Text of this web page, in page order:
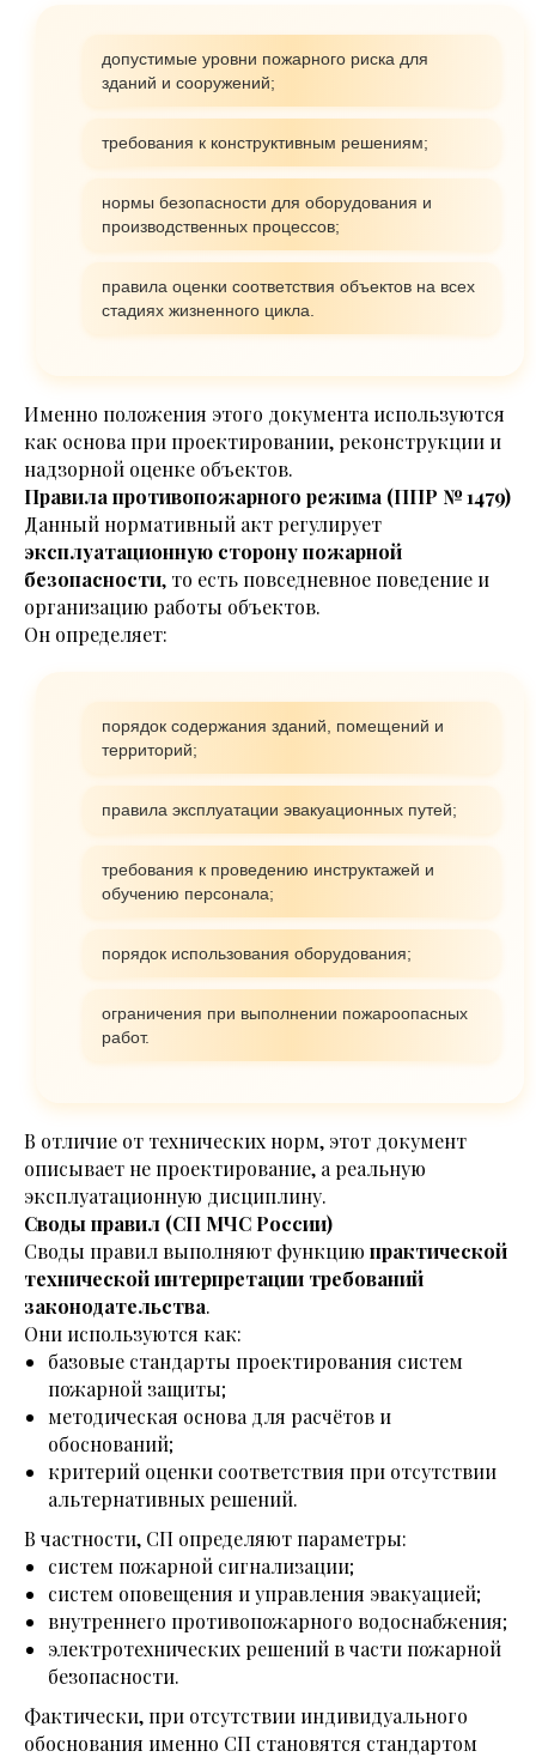
допустимые уровни пожарного риска для
зданий и сооружений;
требования к конструктивным решениям;
нормы безопасности для оборудования и
производственных процессов;
правила оценки соответствия объектов на всех
стадиях жизненного цикла.
Именно положения этого документа используются
как основа при проектировании, реконструкции и
надзорной оценке объектов.
Правила противопожарного режима (ППР № 1479)
Данный нормативный акт регулирует
эксплуатационную сторону пожарной
безопасности, то есть повседневное поведение и
организацию работы объектов.
Он определяет:
порядок содержания зданий, помещений и
территорий;
правила эксплуатации эвакуационных путей;
требования к проведению инструктажей и
обучению персонала;
порядок использования оборудования;
ограничения при выполнении пожароопасных
работ.
В отличие от технических норм, этот документ
описывает не проектирование, а реальную
эксплуатационную дисциплину.
Своды правил (СП МЧС России)
Своды правил выполняют функцию практической
технической интерпретации требований
законодательства.
Они используются как:
базовые стандарты проектирования систем
пожарной защиты;
методическая основа для расчётов и
обоснований;
критерий оценки соответствия при отсутствии
альтернативных решений.
В частности, СП определяют параметры:
систем пожарной сигнализации;
систем оповещения и управления эвакуацией;
внутреннего противопожарного водоснабжения;
электротехнических решений в части пожарной
безопасности.
Фактически, при отсутствии индивидуального
обоснования именно СП становятся стандартом